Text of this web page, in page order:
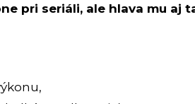
pri seriáli, ale hlava mu aj